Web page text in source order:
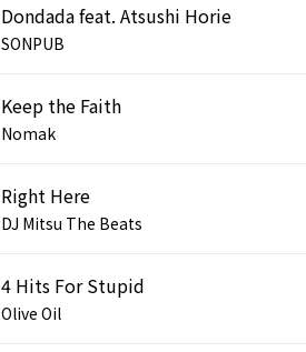
Dondada feat. Atsushi Horie
SONPUB
Keep the Faith
Nomak
Right Here
DJ Mitsu The Beats
4 Hits For Stupid
Olive Oil